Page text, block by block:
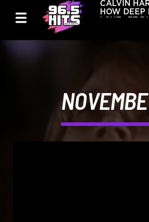
CALVIN
HOW DEEP